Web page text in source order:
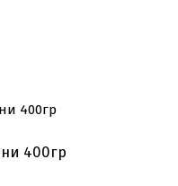
400гр